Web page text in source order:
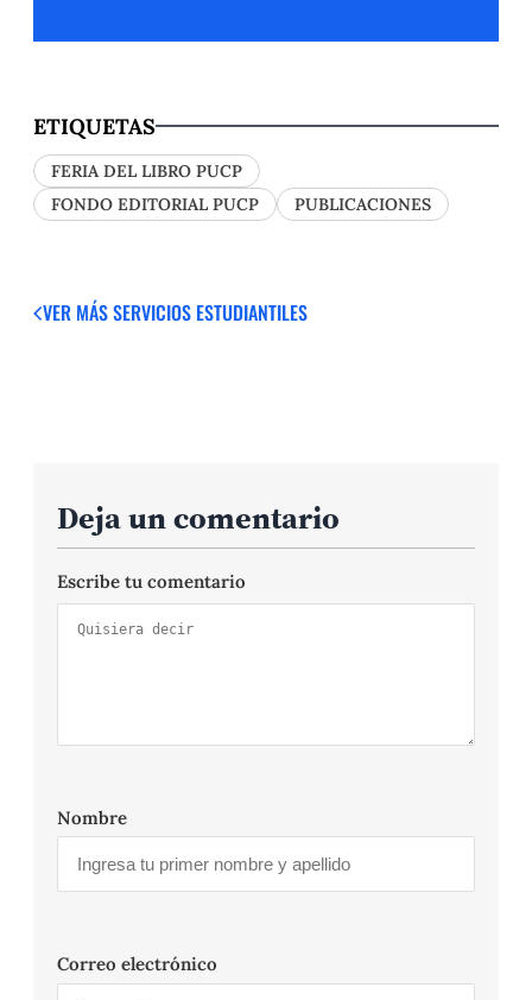
ETIQUETAS
FERIA DEL LIBRO PUCP
FONDO EDITORIAL PUCP
PUBLICACIONES
VER MÁSSERVICIOS ESTUDIANTILES
Deja un comentario
Escribe tu comentario
Nombre
Correo electrónico